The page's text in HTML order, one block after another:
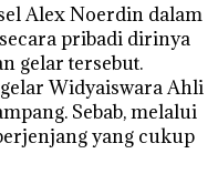
Alex Noerdin dalam
pribadi dirinya
gelar tersebut.
Widyaiswara Ahli
Sebab, melalui
yang cukup